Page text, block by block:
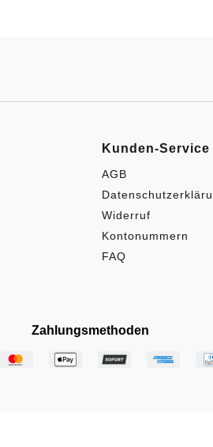
Kunden-Service
AGB
Widerruf
Kontonummern
FAQ
Zahlungsmethoden